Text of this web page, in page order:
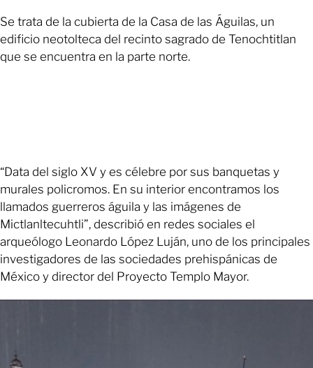
Se trata de la cubierta de la Casa de las Águilas, un
edificio neotolteca del recinto sagrado de Tenochtitlan
que se encuentra en la parte norte.
“Data del siglo XV y es célebre por sus banquetas y
murales policromos. En su interior encontramos los
llamados guerreros águila y las imágenes de
Mictlanltecuhtli”, describió en redes sociales el
arqueólogo Leonardo López Luján, uno de los principales
investigadores de las sociedades prehispánicas de
México y director del Proyecto Templo Mayor.